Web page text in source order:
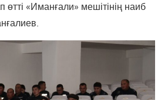
өтті «Иманғали» мешітінің наиб